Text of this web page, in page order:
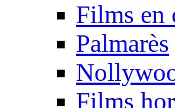
Films en
Palmarès
Films